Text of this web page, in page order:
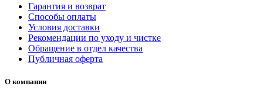
Гарантия и возврат
Способы оплаты
Условия доставки
Рекомендации по уходу и чистке
Обращение в отдел качества
Публичная оферта
О компании